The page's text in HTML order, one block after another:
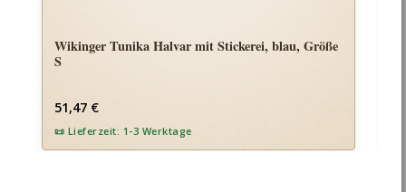
Wikinger Tunika Halvar mit Stickerei, blau, Größe
S
Regulärer Preis:
51,47 €